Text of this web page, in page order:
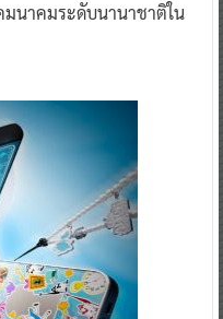
มนาคมระดับนานาชาติใน